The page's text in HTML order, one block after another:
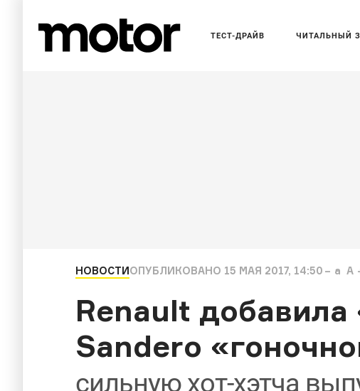
ТЕСТ-ДРАЙВ ЧИТАЛЬНЫЙ
НОВОСТИОПУБЛИКОВАНО 15 МАЯ 2017, 14:50 a A
Renault
Sandero
сильную хот-хэтча